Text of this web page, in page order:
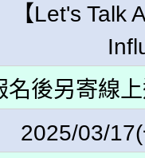
【Let's
名後另寄線
2025/03/